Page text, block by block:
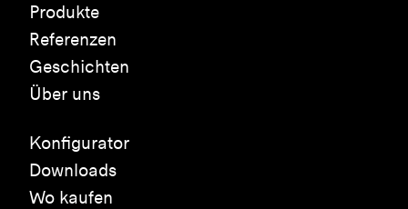
Produkte
Referenzen
Geschichten
Über uns
Konfigurator
Downloads
Wo kaufen